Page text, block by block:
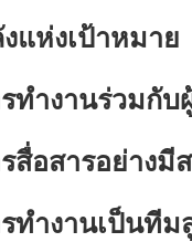
แห่งเป้าหมาย
ทำงานร่วมกับ
สื่อสารอย่าง
ทำงานเป็นทีม